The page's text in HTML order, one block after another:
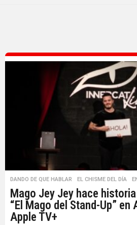
DANDO DE QUE HABLAR ,EL CHISME DEL DÍA ,
Mago Jey Jey hace
“El Mago del Stand-Up” en
Apple TV+